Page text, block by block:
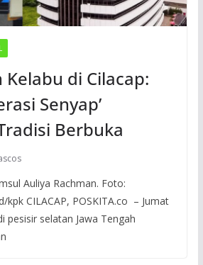
Kelabu di Cilacap:
Senyap’
Berbuka
Auliya Rachman. Foto:
kpk CILACAP, POSKITA.co – Jumat
pesisir selatan Jawa Tengah